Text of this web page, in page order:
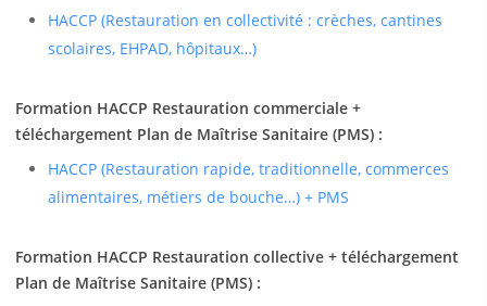
HACCP (Restauration en collectivité : crèches, cantines
scolaires, EHPAD, hôpitaux…)
Formation HACCP Restauration commerciale +
téléchargement Plan de Maîtrise Sanitaire (PMS) :
HACCP (Restauration rapide, traditionnelle, commerces
alimentaires, métiers de bouche…) + PMS
Formation HACCP Restauration collective + téléchargement
Plan de Maîtrise Sanitaire (PMS) :